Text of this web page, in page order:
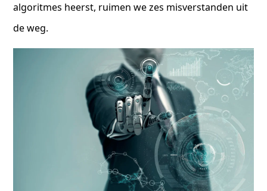
algoritmes heerst, ruimen we zes misverstanden uit
de weg.